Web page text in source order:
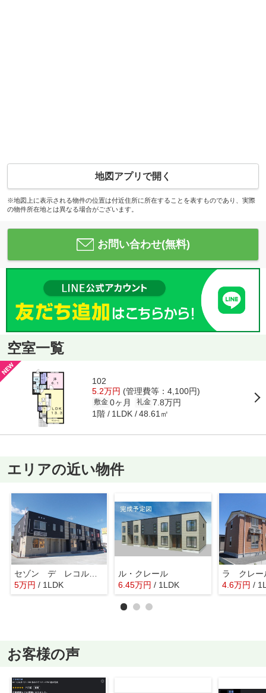
地図アプリで開く
※地図上に表示される物件の位置は付近住所に所在することを表すものであり、実際
の物件所在地とは異なる場合がございます。
お問い合わせ(無料)
空室一覧
102
5.2万円 (管理費等：4,100円)
敷金 0ヶ月 礼金 7.8万円
1階 1LDK 48.61㎡
エリアの近い物件
セゾン デ レコルト Ⅱ
5万円 / 1LDK
ル・クレール
6.45万円 / 1LDK
ラ クレー
4.6万円 /
お客様の声